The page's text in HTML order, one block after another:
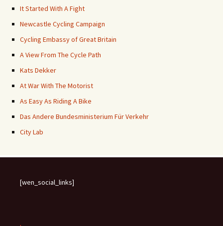
It Started With A Fight
Newcastle Cycling Campaign
Cycling Embassy of Great Britain
A View From The Cycle Path
Kats Dekker
At War With The Motorist
As Easy As Riding A Bike
Das Andere Bundesministerium Für Verkehr
City Lab
[wen_social_links]